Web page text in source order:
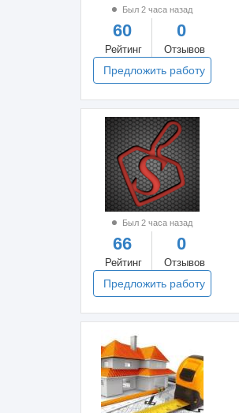
Был 2 часа назад
60
Рейтинг
0
Отзывов
Предложить работу
Был 2 часа назад
66
Рейтинг
0
Отзывов
Предложить работу